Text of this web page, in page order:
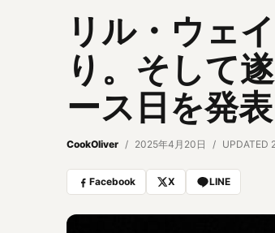
リル・ウェ
り。そして
ース日を発表
CookOliver 2025年4月20日 UPDATED
Facebook X LINE